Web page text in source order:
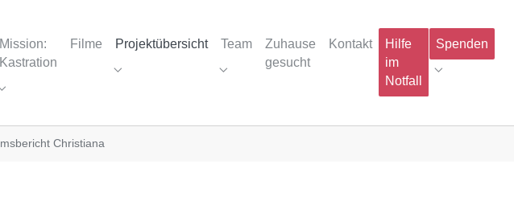
Mission:
Kastration
Submenu for "Mission: Kastration"
Filme Projektübersicht
Submenu for "Projektübersicht"
Team
Submenu for "Team"
Zuhause
gesucht
Kontakt
Hilfe
im
Notfall
Spenden
Submenu for
Christiana